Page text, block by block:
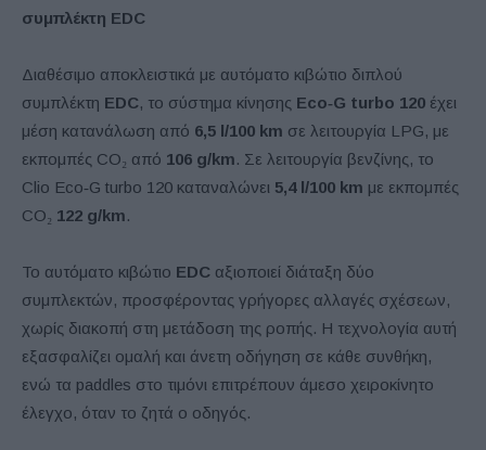
συμπλέκτη EDC
Διαθέσιμο αποκλειστικά με αυτόματο κιβώτιο διπλού
συμπλέκτη EDC, το σύστημα κίνησης Eco‑G turbo 120 έχει
μέση κατανάλωση από 6,5 l/100 km σε λειτουργία LPG, με
εκπομπές CO₂ από 106 g/km. Σε λειτουργία βενζίνης, το
Clio Eco‑G turbo 120 καταναλώνει 5,4 l/100 km με εκπομπές
CO₂ 122 g/km.
Το αυτόματο κιβώτιο EDC αξιοποιεί διάταξη δύο
συμπλεκτών, προσφέροντας γρήγορες αλλαγές σχέσεων,
χωρίς διακοπή στη μετάδοση της ροπής. Η τεχνολογία αυτή
εξασφαλίζει ομαλή και άνετη οδήγηση σε κάθε συνθήκη,
ενώ τα paddles στο τιμόνι επιτρέπουν άμεσο χειροκίνητο
έλεγχο, όταν το ζητά ο οδηγός.